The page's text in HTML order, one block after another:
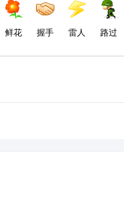
鲜花 握手 雷人 路过